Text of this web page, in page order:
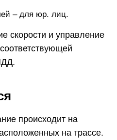
– для юр. лиц.
скорости и управление
происходит на
на трассе.